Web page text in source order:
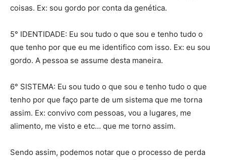
coisas. Ex: sou gordo por conta da genética.
5° IDENTIDADE: Eu sou tudo o que sou e tenho tudo o
que tenho por que eu me identifico com isso. Ex: eu sou
gordo. A pessoa se assume desta maneira.
6° SISTEMA: Eu sou tudo o que sou e tenho tudo o que
tenho por que faço parte de um sistema que me torna
assim. Ex: convivo com pessoas, vou a lugares, me
alimento, me visto e etc… que me torno assim.
Sendo assim, podemos notar que o processo de perda